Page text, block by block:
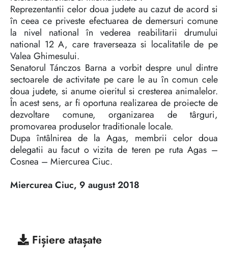
Reprezentantii celor doua judete au cazut de acord si
în ceea ce priveste efectuarea de demersuri comune
la nivel national în vederea reabilitarii drumului
national 12 A, care traverseaza si localitatile de pe
Valea Ghimesului.
Senatorul Tánczos Barna a vorbit despre unul dintre
sectoarele de activitate pe care le au în comun cele
doua judete, si anume oieritul si cresterea animalelor.
În acest sens, ar fi oportuna realizarea de proiecte de
dezvoltare comune, organizarea de târguri,
promovarea produselor traditionale locale.
Dupa întâlnirea de la Agas, membrii celor doua
delegatii au facut o vizita de teren pe ruta Agas –
Cosnea – Miercurea Ciuc.
Miercurea Ciuc, 9 august 2018
Fișiere atașate